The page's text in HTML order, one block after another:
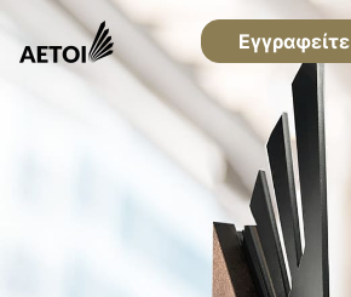
Εγγραφείτε